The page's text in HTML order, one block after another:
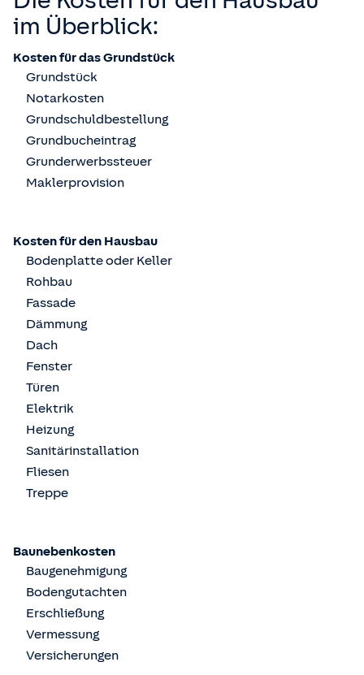
im Überblick:
Kosten für das Grundstück
Grundstück
Notarkosten
Grundschuldbestellung
Grundbucheintrag
Grunderwerbssteuer
Maklerprovision
Kosten für den Hausbau
Bodenplatte oder Keller
Rohbau
Fassade
Dämmung
Dach
Fenster
Türen
Elektrik
Heizung
Sanitärinstallation
Fliesen
Treppe
Baunebenkosten
Baugenehmigung
Bodengutachten
Erschließung
Vermessung
Versicherungen